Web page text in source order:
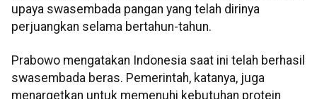
upaya swasembada pangan yang telah dirinya
perjuangkan selama bertahun-tahun.
Prabowo mengatakan Indonesia saat ini telah berhasil
swasembada beras. Pemerintah, katanya, juga
menargetkan untuk memenuhi kebutuhan protein